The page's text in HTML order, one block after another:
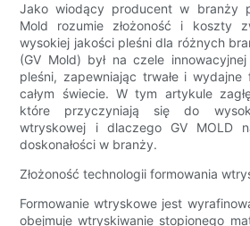
Jako wiodący producent w branży
Mold rozumie złożoność i koszty
wysokiej jakości pleśni dla różnych
(GV Mold) był na czele
pleśni, zapewniając trwałe i
całym świecie. W tym artykule
które przyczyniają się do
wtryskowej i dlaczego GV MOLD
doskonałości w branży.
Złożoność technologii formowania
Formowanie wtryskowe jest
obejmuje wtryskiwanie stopionego